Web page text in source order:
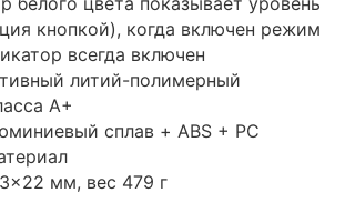
кнопкой), когда включен режим
всегда включен
литий-полимерный
A+
сплав + ABS + PC
мм, вес 479 г